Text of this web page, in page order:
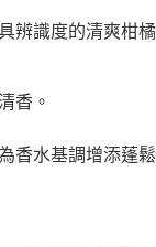
期系統評分，恕無
直營門市／銀行轉
款。
AFTEE先享後付」
，可透過四大超商／
。
需透過AFTEE先享
辨識度的清爽柑橘
香。
香水基調增添蓬鬆